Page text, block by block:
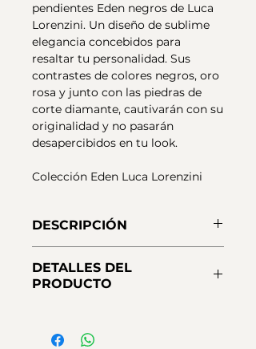
pendientes Eden negros de Luca
Lorenzini. Un diseño de sublime
elegancia concebidos para
resaltar tu personalidad. Sus
contrastes de colores negros, oro
rosa y junto con las piedras de
corte diamante, cautivarán con su
originalidad y no pasarán
desapercibidos en tu look.
Colección Eden Luca Lorenzini
DESCRIPCIÓN
primera Ley de Luca
Lorenzini con borde en Oro rosa
diamante engastadas a mano.
DETALLES DEL
PRODUCTO
Oro 18 kt, Rodio blanco